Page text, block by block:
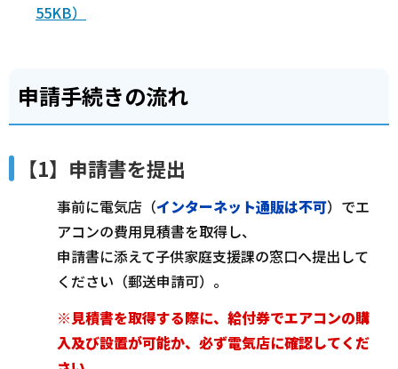
55KB）
申請手続きの流れ
【1】申請書を提出
事前に電気店（インターネット通販は不可）でエ
アコンの費用見積書を取得し、
申請書に添えて子供家庭支援課の窓口へ提出して
ください（郵送申請可）。
※見積書を取得する際に、給付券でエアコンの購
入及び設置が可能か、必ず電気店に確認してくだ